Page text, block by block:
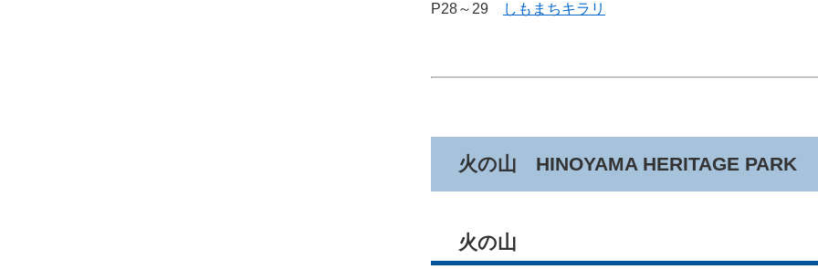
P28～29 しもまちキラリ
火の山 HINOYAMA HERITAGE PARK
火の山